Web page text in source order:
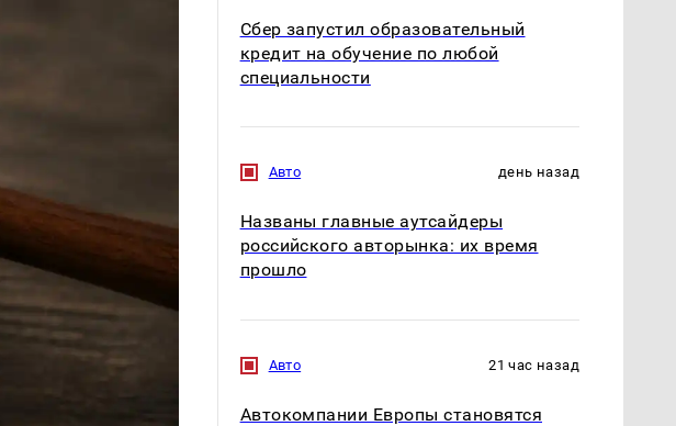
Сбер запустил образовательный
кредит на обучение по любой
специальности
Авто день назад
Названы главные аутсайдеры
российского авторынка: их время
прошло
Авто 21 час назад
Автокомпании Европы становятся